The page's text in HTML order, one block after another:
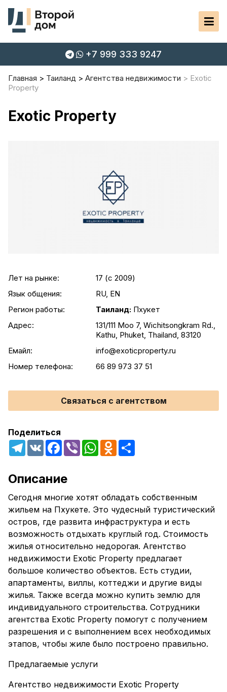
+7 999 333 9247
Главная Таиланд Агентства недвижимости
Exotic
Property
Exotic Property
Лет на рынке:
17 (c 2009)
Язык общения:
RU, EN
Регион работы:
Таиланд: Пхукет
Адрес:
131/111 Moo 7, Wichitsongkram Rd.,
Kathu, Phuket, Thailand, 83120
Емайл:
info@exoticproperty.ru
Номер телефона:
66 89 973 37 51
Связаться с агентством
Поделиться
Telegram
VK Facebook
Viber WhatsAppOdnoklassniki
Описание
Сегодня многие хотят обладать собственным
жильем на Пхукете. Это чудесный туристический
остров, где развита инфраструктура и есть
возможность отдыхать круглый год. Стоимость
жилья относительно недорогая. Агентство
недвижимости Exotic Property предлагает
большое количество объектов. Есть студии,
апартаменты, виллы, коттеджи и другие виды
жилья. Также всегда можно купить землю для
индивидуального строительства. Сотрудники
агентства Exotic Property помогут с получением
разрешения и с выполнением всех необходимых
этапов, чтобы жиле было построено правильно.
Предлагаемые услуги
Агентство недвижимости Exotic Property